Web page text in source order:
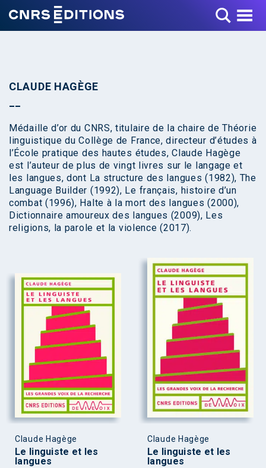
Toggle Menu
CLAUDE HAGÈGE
Médaille d’or du CNRS, titulaire de la chaire de Théorie
linguistique du Collège de France, directeur d’études à
l’École pratique des hautes études, Claude Hagège
est l’auteur de plus de vingt livres sur le langage et
les langues, dont La structure des langues (1982), The
Language Builder (1992), Le français, histoire d’un
combat (1996), Halte à la mort des langues (2000),
Dictionnaire amoureux des langues (2009), Les
religions, la parole et la violence (2017).
Claude Hagège
Le linguiste et les
langues
Claude Hagège
Le linguiste et les
langues